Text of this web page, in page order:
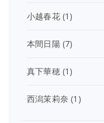
小越春花(1)
本間日陽(7)
真下華穂(1)
西潟茉莉奈 (1)